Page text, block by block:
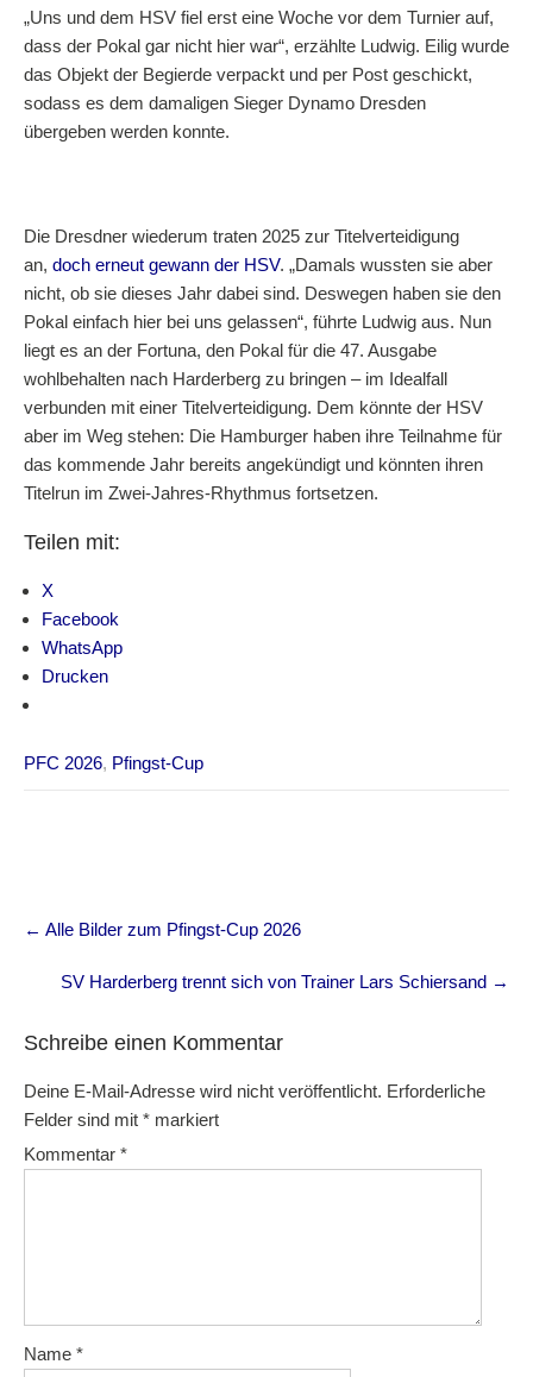
„Uns und dem HSV fiel erst eine Woche vor dem Turnier auf,
dass der Pokal gar nicht hier war“, erzählte Ludwig. Eilig wurde
das Objekt der Begierde verpackt und per Post geschickt,
sodass es dem damaligen Sieger Dynamo Dresden
übergeben werden konnte.
Die Dresdner wiederum traten 2025 zur Titelverteidigung
an, doch erneut gewann der HSV. „Damals wussten sie aber
nicht, ob sie dieses Jahr dabei sind. Deswegen haben sie den
Pokal einfach hier bei uns gelassen“, führte Ludwig aus. Nun
liegt es an der Fortuna, den Pokal für die 47. Ausgabe
wohlbehalten nach Harderberg zu bringen – im Idealfall
verbunden mit einer Titelverteidigung. Dem könnte der HSV
aber im Weg stehen: Die Hamburger haben ihre Teilnahme für
das kommende Jahr bereits angekündigt und könnten ihren
Titelrun im Zwei-Jahres-Rhythmus fortsetzen.
Teilen mit:
X
Facebook
WhatsApp
Drucken
PFC 2026, Pfingst-Cup
Post
navigation
← Alle Bilder zum Pfingst-Cup 2026
SV Harderberg trennt sich von Trainer Lars Schiersand →
Schreibe einen Kommentar
Deine E-Mail-Adresse wird nicht veröffentlicht. Erforderliche
Felder sind mit * markiert
Kommentar *
Name *